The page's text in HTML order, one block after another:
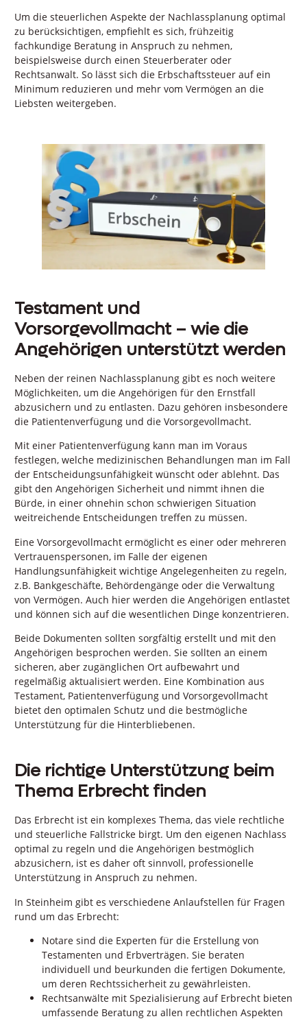
Um die steuerlichen Aspekte der Nachlassplanung optimal
zu berücksichtigen, empfiehlt es sich, frühzeitig
fachkundige Beratung in Anspruch zu nehmen,
beispielsweise durch einen Steuerberater oder
Rechtsanwalt. So lässt sich die Erbschaftssteuer auf ein
Minimum reduzieren und mehr vom Vermögen an die
Liebsten weitergeben.
Testament und
Vorsorgevollmacht – wie die
Angehörigen unterstützt werden
Neben der reinen Nachlassplanung gibt es noch weitere
Möglichkeiten, um die Angehörigen für den Ernstfall
abzusichern und zu entlasten. Dazu gehören insbesondere
die Patientenverfügung und die Vorsorgevollmacht.
Mit einer Patientenverfügung kann man im Voraus
festlegen, welche medizinischen Behandlungen man im Fall
der Entscheidungsunfähigkeit wünscht oder ablehnt. Das
gibt den Angehörigen Sicherheit und nimmt ihnen die
Bürde, in einer ohnehin schon schwierigen Situation
weitreichende Entscheidungen treffen zu müssen.
Eine Vorsorgevollmacht ermöglicht es einer oder mehreren
Vertrauenspersonen, im Falle der eigenen
Handlungsunfähigkeit wichtige Angelegenheiten zu regeln,
z.B. Bankgeschäfte, Behördengänge oder die Verwaltung
von Vermögen. Auch hier werden die Angehörigen entlastet
und können sich auf die wesentlichen Dinge konzentrieren.
Beide Dokumenten sollten sorgfältig erstellt und mit den
Angehörigen besprochen werden. Sie sollten an einem
sicheren, aber zugänglichen Ort aufbewahrt und
regelmäßig aktualisiert werden. Eine Kombination aus
Testament, Patientenverfügung und Vorsorgevollmacht
bietet den optimalen Schutz und die bestmögliche
Unterstützung für die Hinterbliebenen.
Die richtige Unterstützung beim
Thema Erbrecht finden
Das Erbrecht ist ein komplexes Thema, das viele rechtliche
und steuerliche Fallstricke birgt. Um den eigenen Nachlass
optimal zu regeln und die Angehörigen bestmöglich
abzusichern, ist es daher oft sinnvoll, professionelle
Unterstützung in Anspruch zu nehmen.
In Steinheim gibt es verschiedene Anlaufstellen für Fragen
rund um das Erbrecht:
Notare sind die Experten für die Erstellung von
Testamenten und Erbverträgen. Sie beraten
individuell und beurkunden die fertigen Dokumente,
um deren Rechtssicherheit zu gewährleisten.
Rechtsanwälte mit Spezialisierung auf Erbrecht bieten
umfassende Beratung zu allen rechtlichen Aspekten